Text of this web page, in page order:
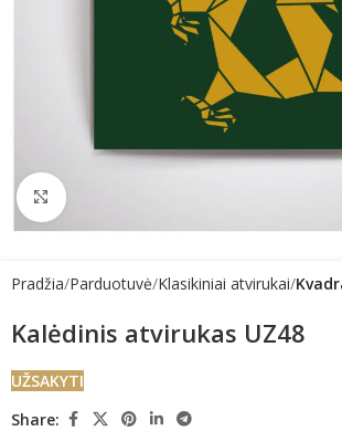
Click to enlarge
Pradžia Parduotuvė Klasikiniai atvirukai
Kalėdinis atvirukas UZ48
UŽSAKYTI
Share: